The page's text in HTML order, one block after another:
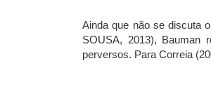
Ainda que não se discuta
SOUSA, 2013), Bauman
perversos. Para Correia